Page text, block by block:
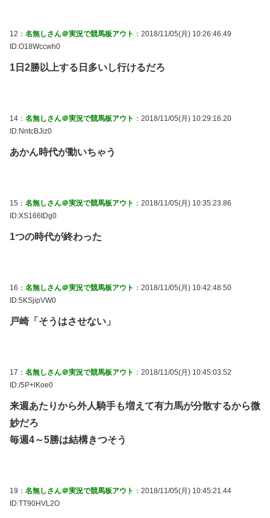
12： 名無しさん＠実況で競馬板アウト ：2018/11/05(月) 10:26:46.49
ID:O18Wccwh0
1日2勝以上する日多いし行けるだろ
14： 名無しさん＠実況で競馬板アウト ：2018/11/05(月) 10:29:16.20
ID:NntcBJiz0
あかん時代が動いちゃう
15： 名無しさん＠実況で競馬板アウト ：2018/11/05(月) 10:35:23.86
ID:XS166tDg0
1つの時代が終わった
16： 名無しさん＠実況で競馬板アウト ：2018/11/05(月) 10:42:48.50
ID:5KSjipVW0
戸崎「そうはさせない」
17： 名無しさん＠実況で競馬板アウト ：2018/11/05(月) 10:45:03.52
ID:/5P+lKoe0
来週あたりから外人騎手も増えて有力馬が分散するから微
妙だろ
毎週4～5勝は結構きつそう
19： 名無しさん＠実況で競馬板アウト ：2018/11/05(月) 10:45:21.44
ID:TT90HVL2O